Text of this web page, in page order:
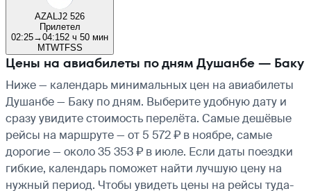
AZAL J2 526
Прилетел
02:25→04:152 ч 50 мин
MTWTFSS
Цены на авиабилеты по дням Душанбе — Баку
Ниже — календарь минимальных цен на авиабилеты
Душанбе — Баку по дням. Выберите удобную дату и
сразу увидите стоимость перелёта. Самые дешёвые
рейсы на маршруте — от 5 572 ₽ в ноябре, самые
дорогие — около 35 353 ₽ в июле. Если даты поездки
гибкие, календарь поможет найти лучшую цену на
нужный период. Чтобы увидеть цены на рейсы туда-